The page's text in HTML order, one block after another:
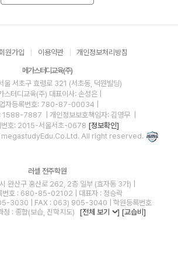
원가입 이용약관 개인정보처리방침
메가스터디교육(주)
서초구 효령로 321 (서초동, 덕원빌딩)
스터디교육(주) 대표이사: 손성은 |
자등록번호: 780-87-00034
: 1588-7887
| 개인정보보호책임자: 김영무
번호: 2015-서울서초-0678 [정보확인]
All right reserved.
러셀 전주학원
완산구 홍산로 262, 2층 일부 (효자동 3가) |
번호 : 680-85-02102 | 대표자 : 정승락
3030 | FAX : 063) 905-3040 | 학원등록번호
: 종합(보습, 진학지도)
[전체 보기 ] [교습비]